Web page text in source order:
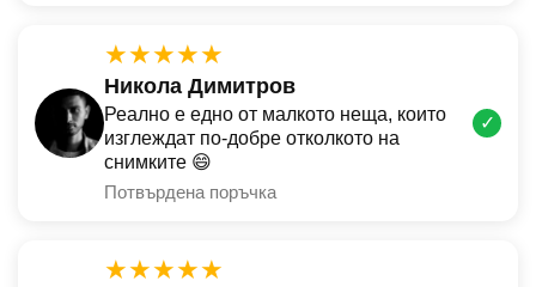
★★★★★
Никола Димитров
Реално е едно от малкото неща, които
изглеждат по-добре отколкото на
снимките 😄
Потвърдена поръчка
✓
★★★★★